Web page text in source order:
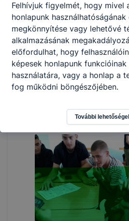
Felhívjuk figyelmét, hogy mivel
honlapunk
megkönnyítése vagy lehetővé
alkalmazásának
előfordulhat, hogy
képesek honlapunk
használatára, vagy a honlap a
fog működni böngészőjében.
További